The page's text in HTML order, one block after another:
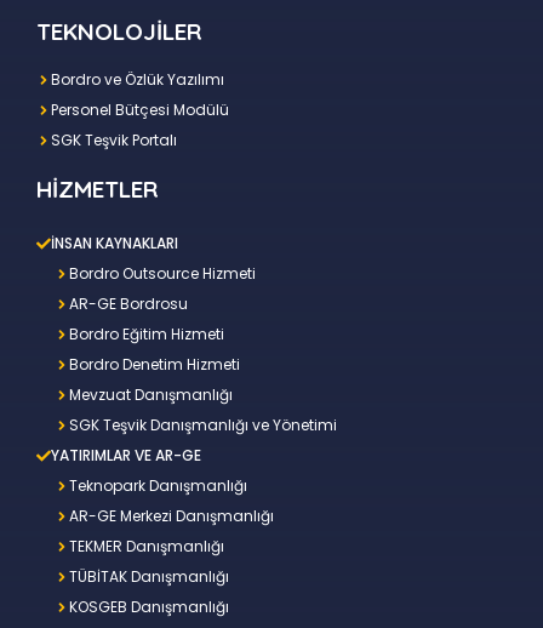
TEKNOLOJİLER
Bordro ve Özlük Yazılımı
Personel Bütçesi Modülü
SGK Teşvik Portalı
HİZMETLER
İNSAN KAYNAKLARI
Bordro Outsource Hizmeti
AR-GE Bordrosu
Bordro Eğitim Hizmeti
Bordro Denetim Hizmeti
Mevzuat Danışmanlığı
SGK Teşvik Danışmanlığı ve Yönetimi
YATIRIMLAR VE AR-GE
Teknopark Danışmanlığı
AR-GE Merkezi Danışmanlığı
TEKMER Danışmanlığı
TÜBİTAK Danışmanlığı
KOSGEB Danışmanlığı